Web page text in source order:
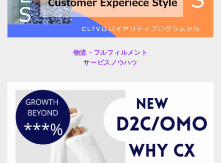
物流・フルフィルメント
サービスノウハウ